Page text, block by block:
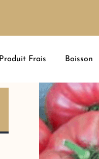
Produit Frais Boisson